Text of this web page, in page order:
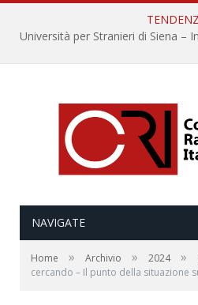
NAVIGATE
Home » Archivio » 2024 »
cercando – Il punto della situazione